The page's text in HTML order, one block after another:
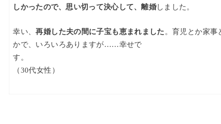
しかったので、思い切って決心して、離婚しました。
幸い、再婚した夫の間に子宝も恵まれました。育児とか家事
かで、いろいろありますが……幸せで
す
（30代女性）